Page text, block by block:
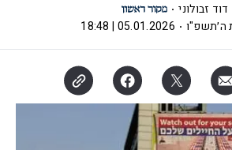
דוד זבולוני
ה׳תשפ"ו
05.01.2026 | 18:48